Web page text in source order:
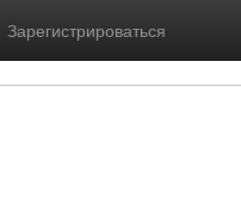
Зарегистрироваться